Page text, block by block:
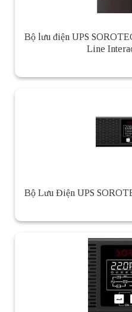
Bộ lưu điện UPS
Line
Bộ Lưu Điện UPS